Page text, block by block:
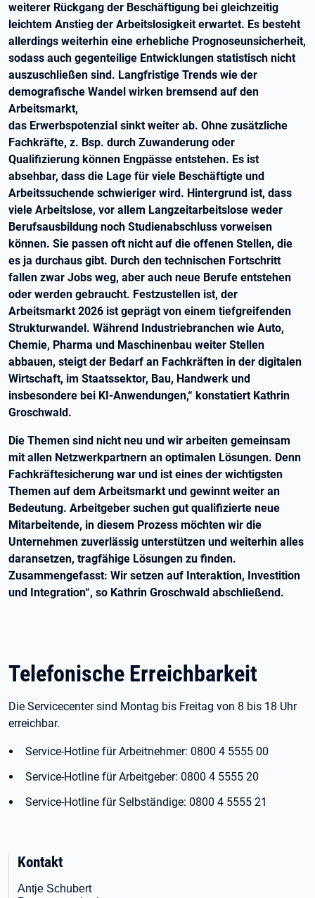
weiterer Rückgang der Beschäftigung bei gleichzeitig
leichtem Anstieg der Arbeitslosigkeit erwartet. Es besteht
allerdings weiterhin eine erhebliche Prognoseunsicherheit,
sodass auch gegenteilige Entwicklungen statistisch nicht
auszuschließen sind. Langfristige Trends wie der
demografische Wandel wirken bremsend auf den
Arbeitsmarkt,
das Erwerbspotenzial sinkt weiter ab. Ohne zusätzliche
Fachkräfte, z. Bsp. durch Zuwanderung oder
Qualifizierung können Engpässe entstehen. Es ist
absehbar, dass die Lage für viele Beschäftigte und
Arbeitssuchende schwieriger wird. Hintergrund ist, dass
viele Arbeitslose, vor allem Langzeitarbeitslose weder
Berufsausbildung noch Studienabschluss vorweisen
können. Sie passen oft nicht auf die offenen Stellen, die
es ja durchaus gibt. Durch den technischen Fortschritt
fallen zwar Jobs weg, aber auch neue Berufe entstehen
oder werden gebraucht. Festzustellen ist, der
Arbeitsmarkt 2026 ist geprägt von einem tiefgreifenden
Strukturwandel. Während Industriebranchen wie Auto,
Chemie, Pharma und Maschinenbau weiter Stellen
abbauen, steigt der Bedarf an Fachkräften in der digitalen
Wirtschaft, im Staatssektor, Bau, Handwerk und
insbesondere bei KI-Anwendungen,“ konstatiert Kathrin
Groschwald.
Die Themen sind nicht neu und wir arbeiten gemeinsam
mit allen Netzwerkpartnern an optimalen Lösungen. Denn
Fachkräftesicherung war und ist eines der wichtigsten
Themen auf dem Arbeitsmarkt und gewinnt weiter an
Bedeutung. Arbeitgeber suchen gut qualifizierte neue
Mitarbeitende, in diesem Prozess möchten wir die
Unternehmen zuverlässig unterstützen und weiterhin alles
daransetzen, tragfähige Lösungen zu finden.
Zusammengefasst: Wir setzen auf Interaktion, Investition
und Integration“, so Kathrin Groschwald abschließend.
Telefonische Erreichbarkeit
Die Servicecenter sind Montag bis Freitag von 8 bis 18 Uhr
erreichbar.
Service-Hotline für Arbeitnehmer: 0800 4 5555 00
Service-Hotline für Arbeitgeber: 0800 4 5555 20
Service-Hotline für Selbständige: 0800 4 5555 21
Kontakt
Antje Schubert